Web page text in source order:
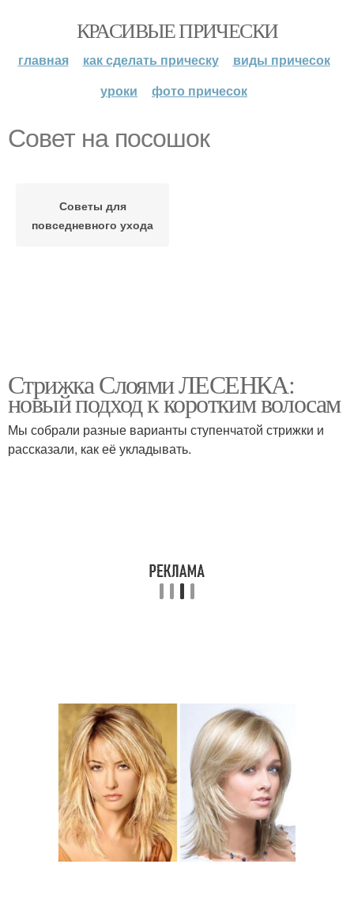
КРАСИВЫЕ ПРИЧЕСКИ
главная как сделать прическу
виды причесок
уроки
фото причесок
Совет на посошок
Советы для
повседневного ухода
Стрижка Слоями ЛЕСЕНКА:
новый подход к коротким волосам
Мы собрали разные варианты ступенчатой стрижки и
рассказали, как её укладывать.